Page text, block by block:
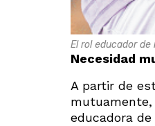
El rol educador
Necesidad
A partir de
mutuamente,
educadora